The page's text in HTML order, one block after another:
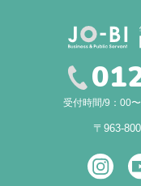
受付時間/9：00
〒963-